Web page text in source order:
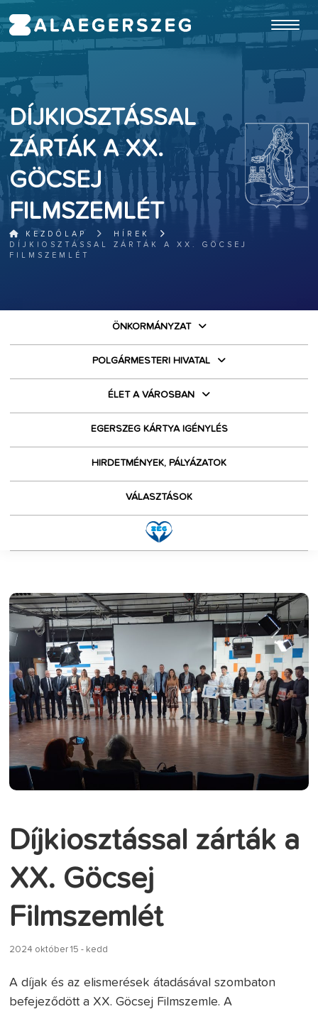
ugrás a fő tartalomhoz
DÍJKIOSZTÁSSAL
ZÁRTÁK A XX.
GÖCSEJ
FILMSZEMLÉT
KEZDŐLAP
HÍREK
DÍJKIOSZTÁSSAL ZÁRTÁK A XX. GÖCSEJ
FILMSZEMLÉT
ÖNKORMÁNYZAT
POLGÁRMESTERI HIVATAL
ÉLET A VÁROSBAN
EGERSZEG KÁRTYA IGÉNYLÉS
HIRDETMÉNYEK, PÁLYÁZATOK
VÁLASZTÁSOK
Díjkiosztással zárták a
XX. Göcsej
Filmszemlét
2024 október 15 - kedd
A díjak és az elismerések átadásával szombaton
befejeződött a XX. Göcsej Filmszemle. A